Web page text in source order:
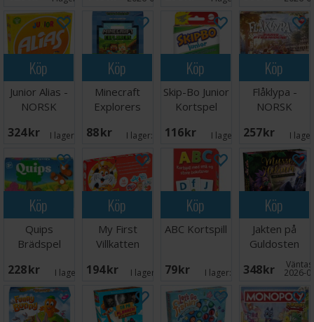
Köp
Junior Alias -
NORSK
324 SEK I lager: 20+
Köp
Minecraft
Explorers
88 SEK I lager:
Köp
Skip-Bo Junior
Kortspel
116 SEK I lager: 3
Köp
Flåklypa -
NORSK
257 SEK I
Köp
Quips
Brädspel
228 SEK I lager:
Köp
My First
Villkatten
194 SEK I lager: 11
Köp
ABC Kortspill
79 SEK I lager:
Köp
Jakten på
Guldosten
Brädspel
348 SEK 2026-